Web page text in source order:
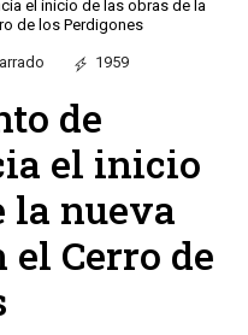
1959
de
el inicio
la nueva
Cerro de